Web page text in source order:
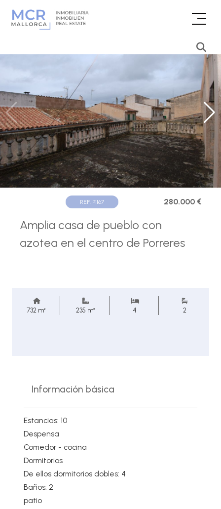
REF. P1167 280.000 €
Amplia casa de pueblo con
azotea en el centro de Porreres
732 m² 235 m² 4 2
Información básica
Estancias: 10
Despensa
Comedor - cocina
Dormitorios
De ellos dormitorios dobles: 4
Baños: 2
patio